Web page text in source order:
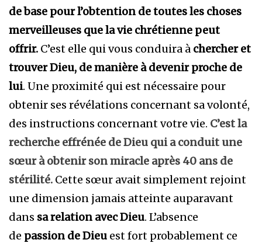
de base pour l’obtention de toutes les choses
merveilleuses que la vie chrétienne peut
offrir. C’est elle qui vous conduira à chercher et
trouver Dieu, de manière à devenir proche de
lui. Une proximité qui est nécessaire pour
obtenir ses révélations concernant sa volonté,
des instructions concernant votre vie. C’est la
recherche effrénée de Dieu qui a conduit une
sœur à obtenir son miracle après 40 ans de
stérilité. Cette sœur avait simplement rejoint
une dimension jamais atteinte auparavant
dans sa relation avec Dieu. L’absence
de passion de Dieu est fort probablement ce